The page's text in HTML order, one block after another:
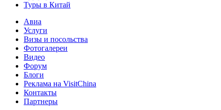
Туры в Китай
Авиа
Услуги
Визы и посольства
Фотогалереи
Видео
Форум
Блоги
Реклама на VisitChina
Контакты
Партнеры